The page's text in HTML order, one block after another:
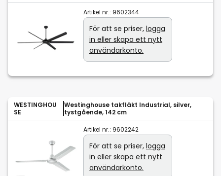
Artikel nr.: 9602344
För att se priser, logga
in eller skapa ett nytt
användarkonto.
WESTINGHOU
SE
Westinghouse takfläkt Industrial, silver,
tystgående, 142 cm
Artikel nr.: 9602242
För att se priser, logga
in eller skapa ett nytt
användarkonto.